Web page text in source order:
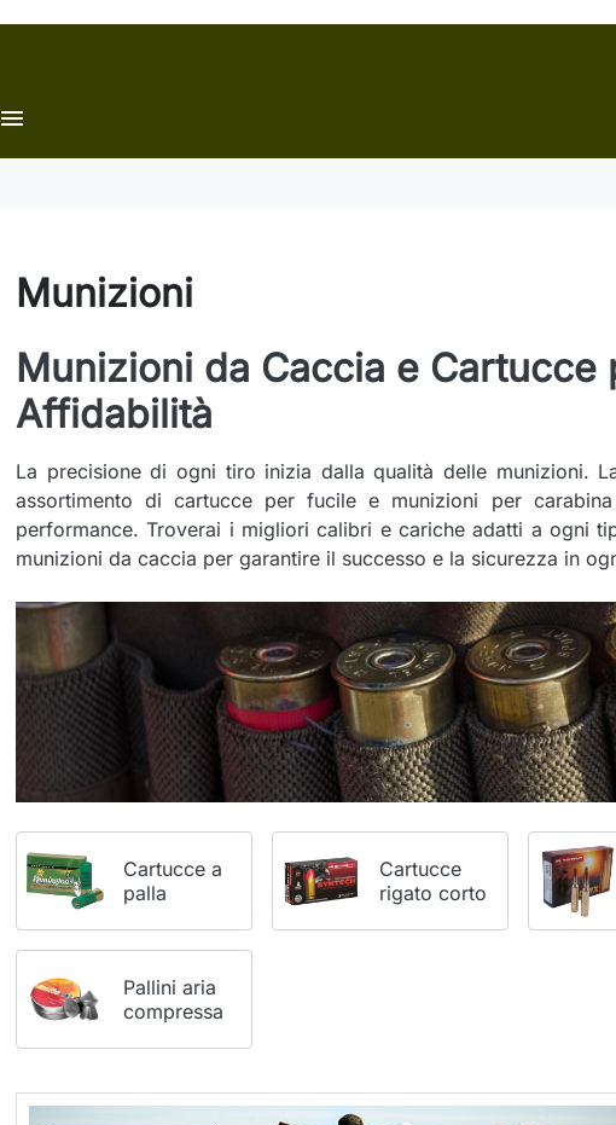
menu
Munizioni
Munizioni da Caccia e Cartucce
Affidabilità
La precisione di ogni tiro inizia dalla qualità delle munizioni.
assortimento di cartucce per fucile e munizioni per
performance. Troverai i migliori calibri e cariche adatti a ogni
munizioni da caccia per garantire il successo e la sicurezza in
Cartucce a
palla
Cartucce
rigato corto
Pallini aria
compressa